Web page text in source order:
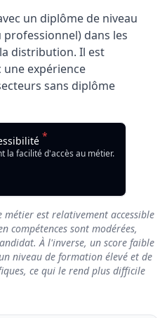
un diplôme de niveau
professionnel) dans les
distribution. Il est
une expérience
sans diplôme
*
la facilité d'accès au métier.
métier est relativement accessible
compétences sont modérées,
À l'inverse, un score faible
niveau de formation élevé et de
ce qui le rend plus difficile